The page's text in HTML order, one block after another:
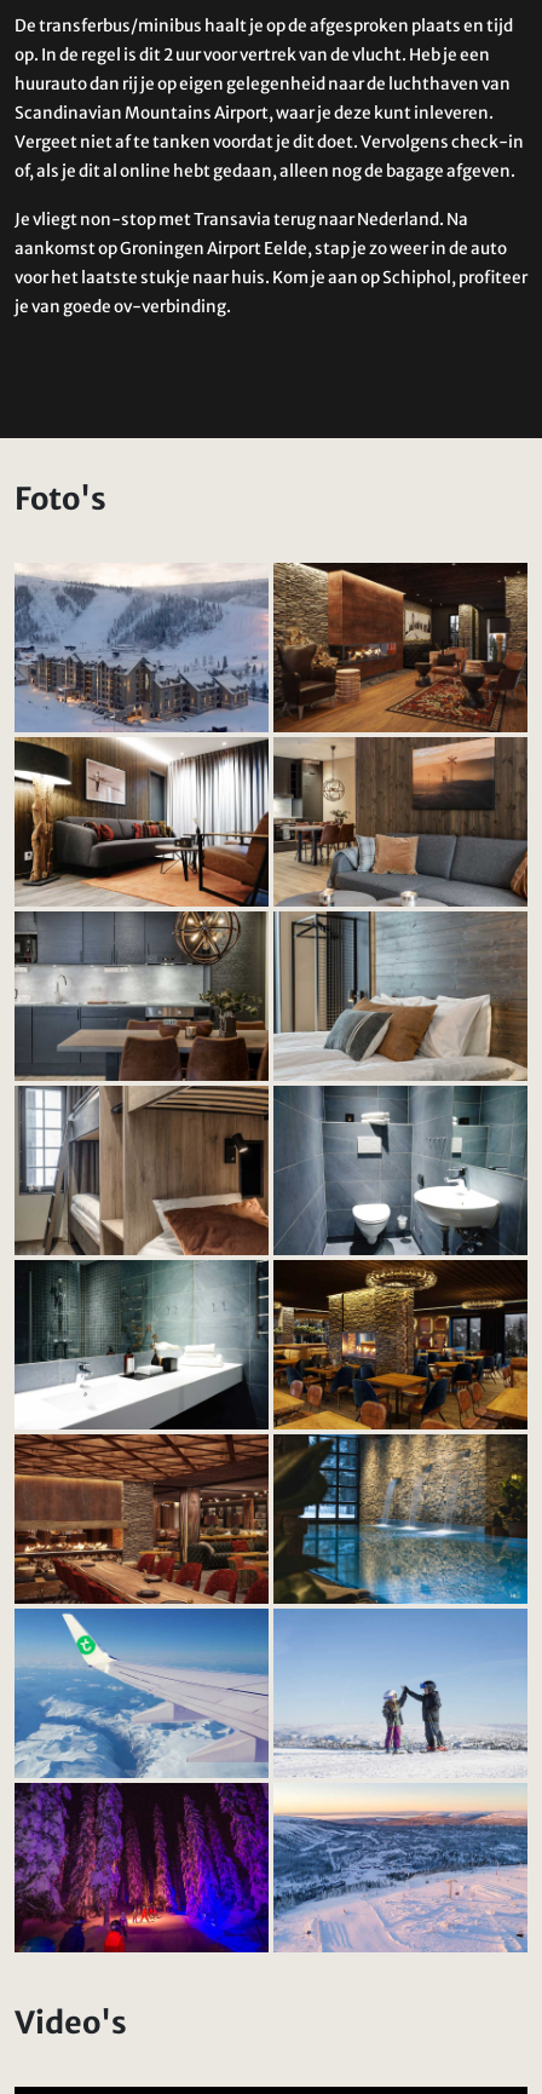
De transferbus/minibus haalt je op de afgesproken plaats en tijd
op. In de regel is dit 2 uur voor vertrek van de vlucht. Heb je een
huurauto dan rij je op eigen gelegenheid naar de luchthaven van
Scandinavian Mountains Airport, waar je deze kunt inleveren.
Vergeet niet af te tanken voordat je dit doet. Vervolgens check-in
of, als je dit al online hebt gedaan, alleen nog de bagage afgeven.
Je vliegt non-stop met Transavia terug naar Nederland. Na
aankomst op Groningen Airport Eelde, stap je zo weer in de auto
voor het laatste stukje naar huis. Kom je aan op Schiphol, profiteer
je van goede ov-verbinding.
Foto's
Video's